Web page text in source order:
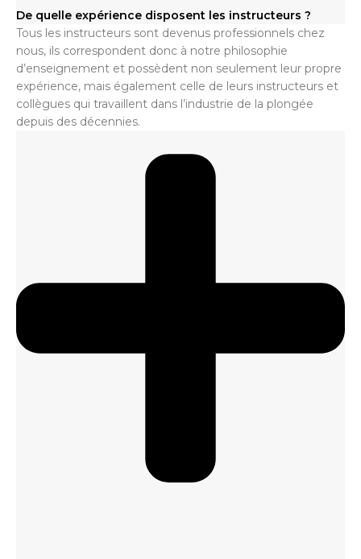
De quelle expérience disposent les instructeurs ?
Tous les instructeurs sont devenus professionnels chez
nous, ils correspondent donc à notre philosophie
d’enseignement et possèdent non seulement leur propre
expérience, mais également celle de leurs instructeurs et
collègues qui travaillent dans l’industrie de la plongée
depuis des décennies.